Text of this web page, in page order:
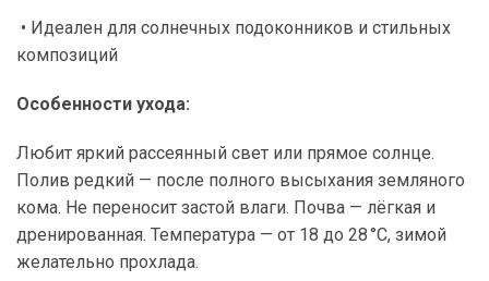
• Идеален для солнечных подоконников и стильных
композиций
Особенности ухода:
Любит яркий рассеянный свет или прямое солнце.
Полив редкий — после полного высыхания земляного
кома. Не переносит застой влаги. Почва — лёгкая и
дренированная. Температура — от 18 до 28 °C, зимой
желательно прохлада.